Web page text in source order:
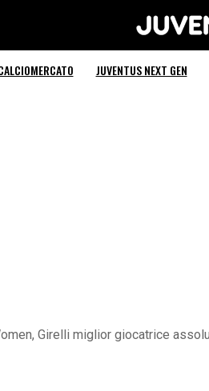
JUVENTUS NEXT GEN
Girelli miglior giocatrice